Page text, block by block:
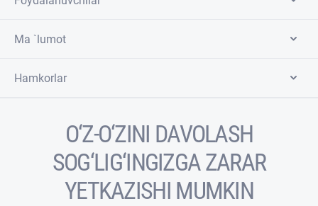
Ma `lumot
Hamkorlar
O‘Z-O‘ZINI DAVOLASH
SOG‘LIG‘INGIZGA ZARAR
YETKAZISHI MUMKIN